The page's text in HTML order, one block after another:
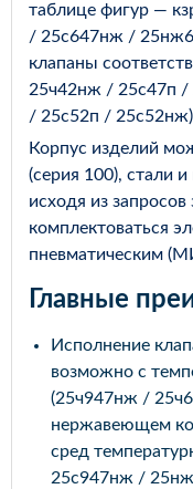
таблице фигур —
/ 25с647нж /
клапаны
25ч42нж / 25с47п
/ 25с52п / 25с52нж)
Корпус изделий
(серия 100), стали
исходя из
комплектоваться
пневматическим
Главные
Исполнение
возможно с
(25ч947нж /
нержавеющем
сред
25с947нж /